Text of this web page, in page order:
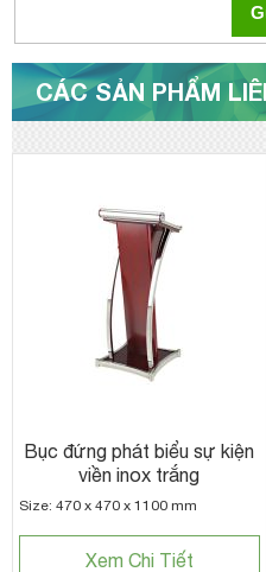
CÁC SẢN PHẨM
Bục đứng phát biểu sự kiện
viền inox trắng
Size: 470 x 470 x 1100 mm
Xem Chi Tiết